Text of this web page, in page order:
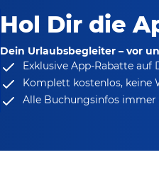
Hol Dir die
Dein Urlaubsbegleiter – vor
Exklusive App-Rabatteauf
Komplett kostenlos, keine
Alle Buchungsinfos